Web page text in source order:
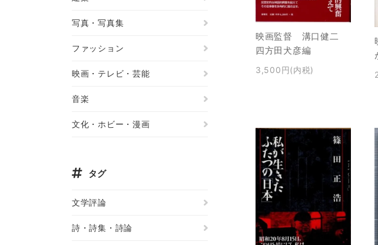
映画監督 溝口健二
四方田犬彦編
3,500円(内税)
写真・写真集
ファッション
映画・テレビ・芸能
音楽
文化・ホビー・漫画
タグ
文学評論
詩・詩集・詩論